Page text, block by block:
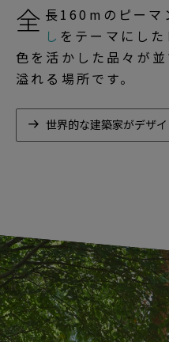
全 長160mのピーマ
し をテーマにし
色を活かした品々が
溢れる場所です。
世界的な建築家がデザ